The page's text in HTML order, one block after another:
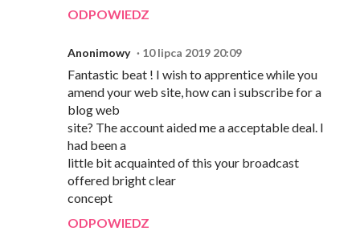
ODPOWIEDZ
Anonimowy 10 lipca 2019 20:09
Fantastic beat ! I wish to apprentice while you
amend your web site, how can i subscribe for a
blog web
site? The account aided me a acceptable deal. I
had been a
little bit acquainted of this your broadcast
offered bright clear
concept
ODPOWIEDZ